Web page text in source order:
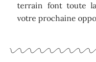
terrain font toute
votre prochaine